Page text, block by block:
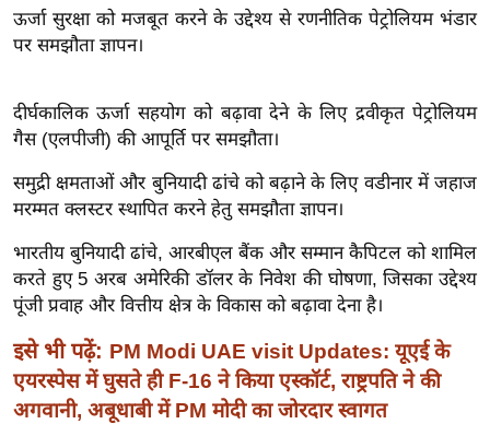
त
यं
इं
डि
सा
हि
त्य
ज
ग
त
ऑ
टो
ऊर्जा सुरक्षा को मजबूत करने के उद्देश्य से रणनीतिक पेट्रोलियम भंडार
पर समझौता ज्ञापन।
दीर्घकालिक ऊर्जा सहयोग को बढ़ावा देने के लिए द्रवीकृत पेट्रोलियम
गैस (एलपीजी) की आपूर्ति पर समझौता।
समुद्री क्षमताओं और बुनियादी ढांचे को बढ़ाने के लिए वडीनार में जहाज
मरम्मत क्लस्टर स्थापित करने हेतु समझौता ज्ञापन।
भारतीय बुनियादी ढांचे, आरबीएल बैंक और सम्मान कैपिटल को शामिल
करते हुए 5 अरब अमेरिकी डॉलर के निवेश की घोषणा, जिसका उद्देश्य
पूंजी प्रवाह और वित्तीय क्षेत्र के विकास को बढ़ावा देना है।
इसे भी पढ़ें: PM Modi UAE visit Updates: यूएई के
एयरस्पेस में घुसते ही F-16 ने किया एस्कॉर्ट, राष्ट्रपति ने की
अगवानी, अबूधाबी में PM मोदी का जोरदार स्वागत